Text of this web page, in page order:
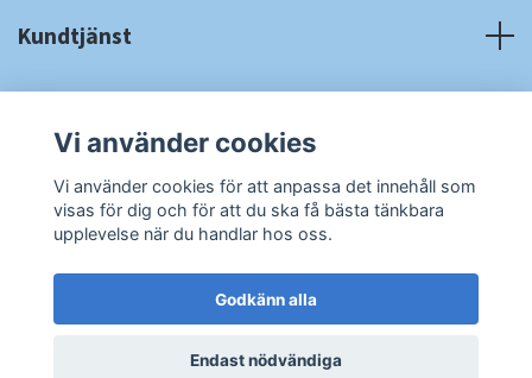
Kundtjänst
Sociala medier
© 2026 RA CardshopPowered by Quickbutik
Vi använder cookies
Vi använder cookies för att anpassa det innehåll som
visas för dig och för att du ska få bästa tänkbara
upplevelse när du handlar hos oss.
Godkänn alla
Endast nödvändiga